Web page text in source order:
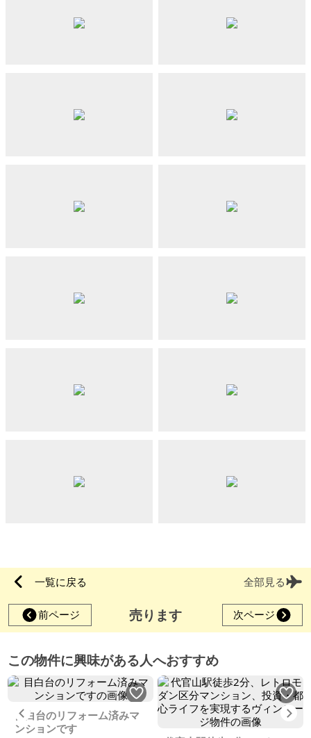
一覧に戻る 全部見る
前ページ 売ります 次ページ
この物件に興味がある人へおすすめ
Previous
目白台のリフォーム済みマ
ンションです